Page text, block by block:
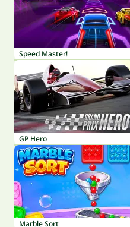
Speed Master!
GP Hero
Marble Sort